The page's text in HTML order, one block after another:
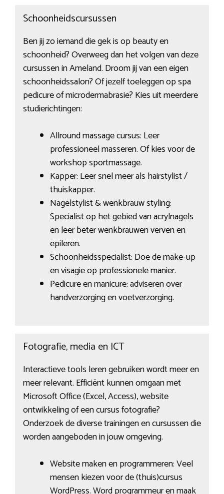
Schoonheidscursussen
Ben jij zo iemand die gek is op beauty en
schoonheid? Overweeg dan het volgen van deze
cursussen in Ameland. Droom jij van een eigen
schoonheidssalon? Of jezelf toeleggen op spa
pedicure of microdermabrasie? Kies uit meerdere
studierichtingen:
Allround massage cursus: Leer
professioneel masseren. Of kies voor de
workshop sportmassage.
Kapper: Leer snel meer als hairstylist /
thuiskapper.
Nagelstylist & wenkbrauw styling:
Specialist op het gebied van acrylnagels
en leer beter wenkbrauwen verven en
epileren.
Schoonheidsspecialist: Doe de make-up
en visagie op professionele manier.
Pedicure en manicure: adviseren over
handverzorging en voetverzorging.
Fotografie, media en ICT
Interactieve tools leren gebruiken wordt meer en
meer relevant. Efficiënt kunnen omgaan met
Microsoft Office (Excel, Access), website
ontwikkeling of een cursus fotografie?
Onderzoek de diverse trainingen en cursussen die
worden aangeboden in jouw omgeving.
Website maken en programmeren: Veel
mensen kiezen voor de (thuis)cursus